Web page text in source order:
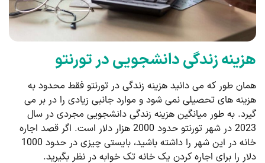
هزینه زندگی دانشجویی در تورنتو
همان طور که می دانید هزینه زندگی در تورنتو فقط محدود به
هزینه های تحصیلی نمی شود و موارد جانبی زیادی را در بر می
گیرد. به طور میانگین هزینه زندگی دانشجویی مجردی در سال
2023 در شهر تورنتو حدود 2000 هزار دلار است. اگر قصد اجاره
خانه در این شهر را داشته باشید، بایستی چیزی در حدود 1000
دلار را برای اجاره کردن یک خانه تک خوابه در نظر بگیرید.